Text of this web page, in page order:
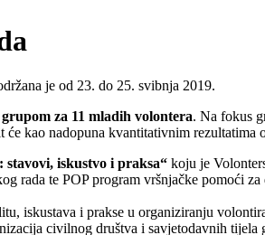
je od 23. do 25. svibnja 2019.
za 11 mladih volontera. Na fokus
kao nadopuna kvantitativnim rezultatima
iskustvo i praksa“ koju je
rada te POP program vršnjačke pomoći
iskustava i prakse u organiziranju
civilnog društva i savjetodavnih